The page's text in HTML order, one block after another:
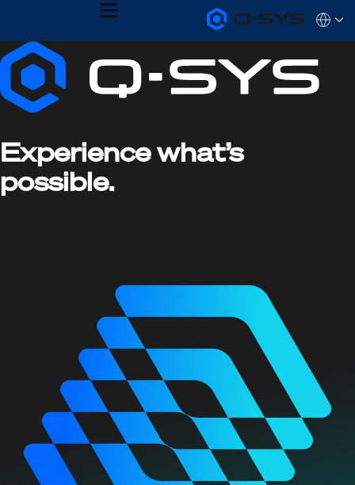
Q-
SYS
Products
Homepage
MENU
QSYS.com (English)
India (English)
Deutsch
Español
Français
한국어
Current
Slide:
1
1Experience what’s
possible.